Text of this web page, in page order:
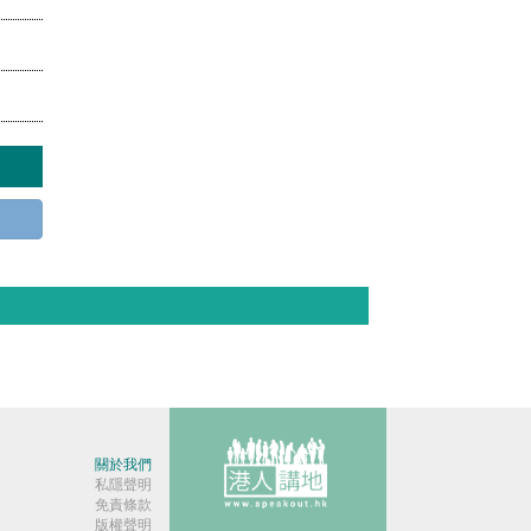
關於我們
私隱聲明
免責條款
版權聲明